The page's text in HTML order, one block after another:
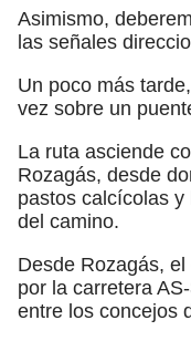
Asimismo,
las señales
Un poco más
vez sobre un
La ruta asciende
Rozagás, desde
pastos calcícolas
del camino.
Desde Rozagás,
por la carretera
entre los concejos